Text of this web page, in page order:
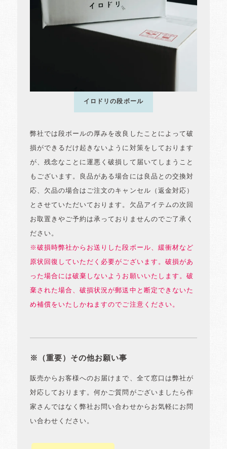
イロドリの段ボール
弊社では段ボールの厚みを改良したことによって破
損ができるだけ起きないように対策をしております
が、残念なことに運悪く破損して届いてしまうこと
もございます。良品がある場合には良品との交換対
応、欠品の場合はご注文のキャンセル（返金対応）
とさせていただいております。欠品アイテムの次回
お取置きやご予約は承っておりませんのでご了承く
ださい。
※破損時弊社からお送りした段ボール、緩衝材など
原状回復していただく必要がございます。破損があ
った場合には破棄しないようお願いいたします。破
棄された場合、破損状況が郵送中と断定できないた
め補償をいたしかねますのでご注意ください。
※（重要）その他お願い事
販売からお客様へのお届けまで、全て窓口は弊社が
対応しております。何かご質問がございましたら作
家さんではなく弊社お問い合わせからお気軽にお問
い合わせください。